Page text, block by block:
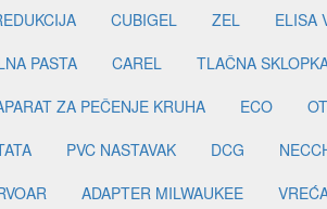
CUBIGEL ZEL ELISA
PASTA CAREL TLAČNA
ZA PEČENJE KRUHA ECO
PVC NASTAVAK DCG
ADAPTER MILWAUKEE